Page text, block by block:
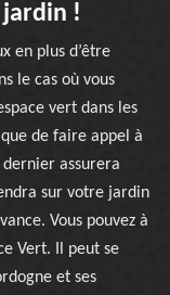
!
en plus d’être
le cas où vous
vert dans les
que de faire appel à
dernier assurera
sur votre jardin
Vous pouvez à
Vert. Il peut se
et ses